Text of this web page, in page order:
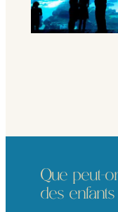
Que peut-
des